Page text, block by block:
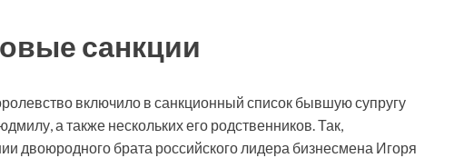
санкции
включило в санкционный список бывшую супругу
а также нескольких его родственников. Так,
двоюродного брата российского лидера бизнесмена Игоря